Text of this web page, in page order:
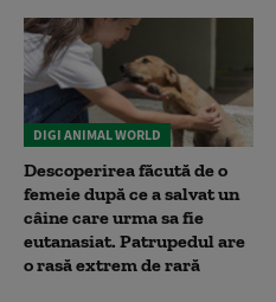
DIGI ANIMAL WORLD
Descoperirea făcută de o
femeie după ce a salvat un
câine care urma sa fie
eutanasiat. Patrupedul are
o rasă extrem de rară